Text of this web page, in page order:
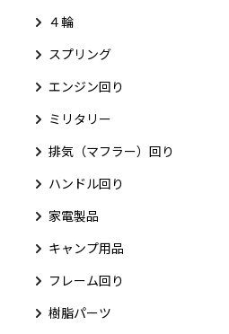
４輪
スプリング
エンジン回り
ミリタリー
排気（マフラー）回り
ハンドル回り
家電製品
キャンプ用品
フレーム回り
樹脂パーツ